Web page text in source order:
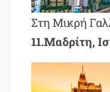
Στη Μικρή
11.Μαδρίτη,